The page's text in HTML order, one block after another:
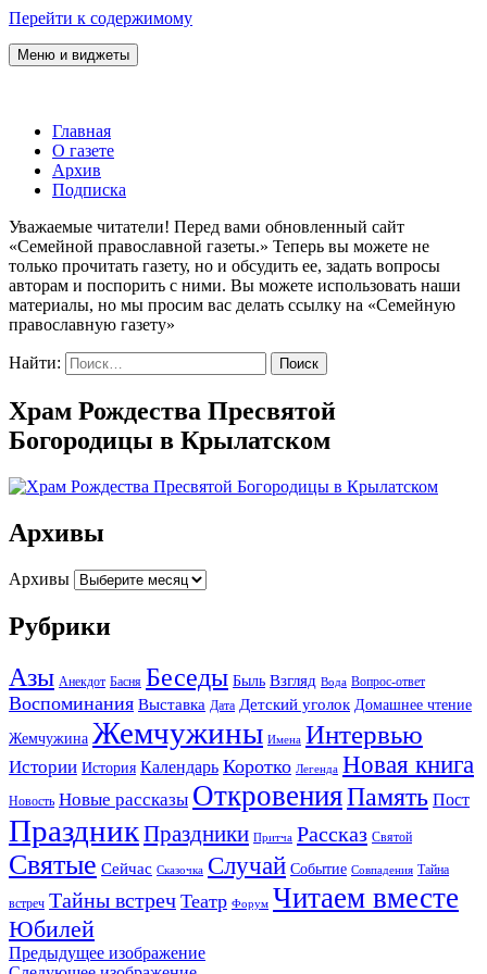
Перейти к содержимому
Семейная православная газета
Меню и виджеты
Главная
О газете
Архив
Подписка
Уважаемые читатели! Перед вами обновленный сайт
«Семейной православной газеты.» Теперь вы можете не
только прочитать газету, но и обсудить ее, задать вопросы
авторам и поспорить с ними. Вы можете использовать наши
материалы, но мы просим вас делать ссылку на «Семейную
православную газету»
Найти:
Храм Рождества Пресвятой
Богородицы в Крылатском
Архивы
Архивы
Рубрики
Азы Анекдот Басня Беседы Быль Взгляд Вода Вопрос-ответ
Воспоминания Выставка Дата Детский уголок Домашнее чтение
Жемчужина Жемчужины Имена Интервью
Истории История Календарь Коротко Легенда Новая книга
Новость Новые рассказы ОткровенияПамять Пост
ПраздникПраздники Притча Рассказ Святой
Святые Сейчас Сказочка Случай Событие Совпадения Тайна
встреч Тайны встреч Театр Форум Читаем вместе
Юбилей
Предыдущее изображение